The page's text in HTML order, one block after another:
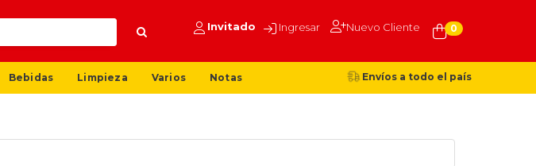
Invitado Ingresar Nuevo Cliente 0
Bebidas Limpieza Varios Notas Envíos a todo el país